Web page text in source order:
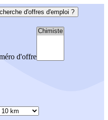
d'offres d'emploi ?
d'offre